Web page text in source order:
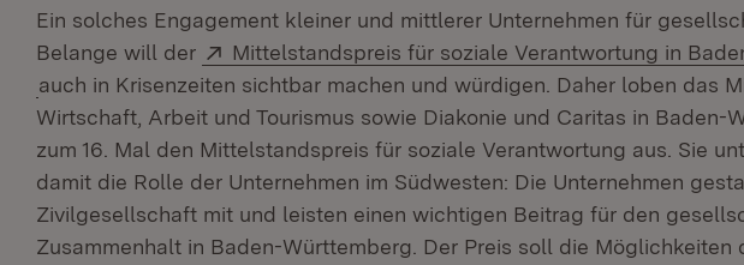
Ein solches Engagement kleiner und mittlerer Unternehmen für
Belange will der
Extern:
Mittelstandspreis für soziale Verantwortung in
(Öffnet in neuem Fenster)
auch in Krisenzeiten sichtbar machen und würdigen. Daher loben das
Wirtschaft, Arbeit und Tourismus sowie Diakonie und Caritas in Baden-
zum 16. Mal den Mittelstandspreis für soziale Verantwortung aus. Sie
damit die Rolle der Unternehmen im Südwesten: Die Unternehmen
Zivilgesellschaft mit und leisten einen wichtigen Beitrag für den
Zusammenhalt in Baden-Württemberg. Der Preis soll die Möglichkeiten